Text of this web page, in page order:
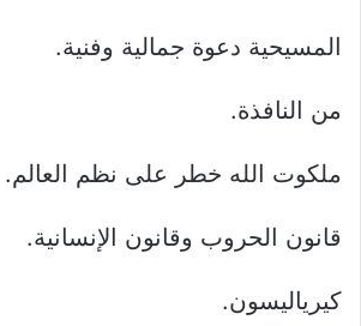
المسيحية دعوة جمالية وفنية.
من النافذة.
ملكوت الله خطر على نظم العالم.
قانون الحروب وقانون الإنسانية.
كيرياليسون.